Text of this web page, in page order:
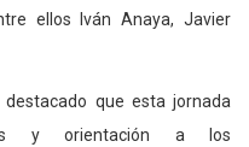
ellos Iván Anaya, Javier
que esta jornada
y orientación a los